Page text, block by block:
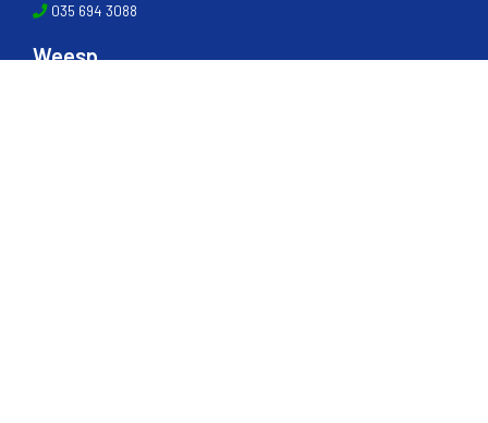
035 694 3088
Weesp